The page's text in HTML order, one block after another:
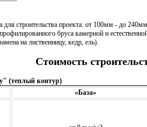
строительства проекта: от 100мм - до
бруса камерной и
на лиственницу, кедр, ель).
Стоимость
(теплый контур)
«База»